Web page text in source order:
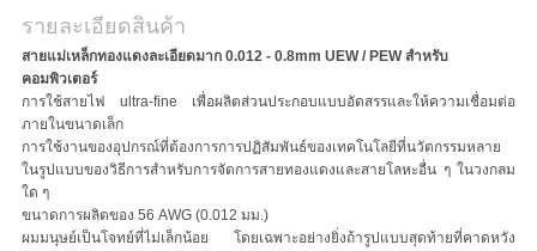
รายละเอียดสินค้า
สายแม่เหล็กทองแดงละเอียดมาก 0.012 - 0.8mm UEW / PEW สําหรับ
คอมพิวเตอร์
การใช้สายไฟ ultra-fine เพื่อผลิตส่วนประกอบแบบอัดสรรและให้ความเชื่อมต่อ
ภายในขนาดเล็ก
การใช้งานของอุปกรณ์ที่ต้องการการปฏิสัมพันธ์ของเทคโนโลยีที่นวัตกรรมหลาย
ในรูปแบบของวิธีการสําหรับการจัดการสายทองแดงและสายโลหะอื่น ๆ ในวงกลม
ใด ๆ
ขนาดการผลิตของ 56 AWG (0.012 มม.)
ผมมนุษย์เป็นโจทย์ที่ไม่เล็กน้อย โดยเฉพาะอย่างยิ่งถ้ารูปแบบสุดท้ายที่คาดหวัง